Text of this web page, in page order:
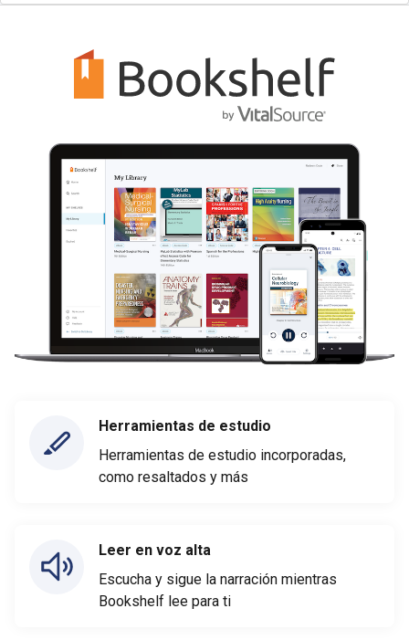
Herramientas de estudio
Herramientas de estudio incorporadas,
como resaltados y más
Leer en voz alta
Escucha y sigue la narración mientras
Bookshelf lee para ti